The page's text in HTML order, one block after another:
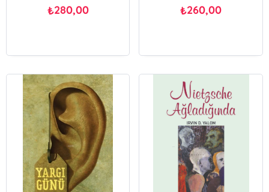
₺280,00 ₺260,00